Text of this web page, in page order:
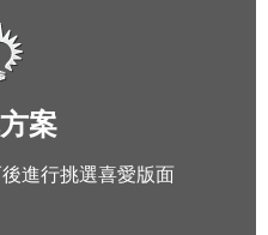
案
進行挑選喜愛版面